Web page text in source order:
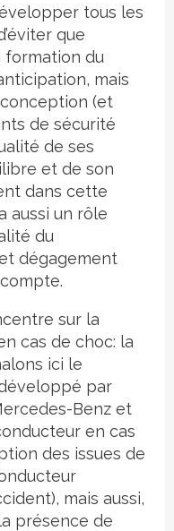
tous les
que
formation du
mais
conception (et
de sécurité
de ses
et de son
dans cette
aussi un rôle
du
dégagement
sur la
cas de choc: la
ici le
par
Benz et
en cas
des issues de
mais aussi,
présence de